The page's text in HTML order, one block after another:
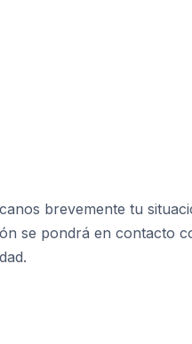
brevemente tu
se pondrá en contacto